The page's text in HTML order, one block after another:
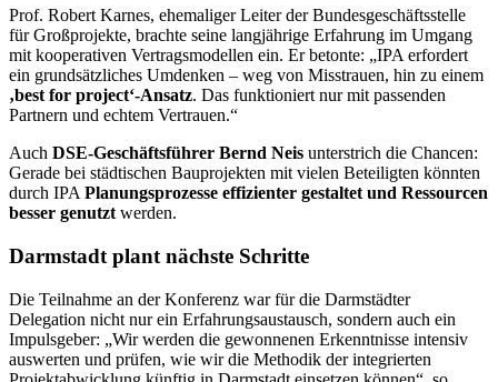
Prof. Robert Karnes, ehemaliger Leiter der Bundesgeschäftsstelle
für Großprojekte, brachte seine langjährige Erfahrung im Umgang
mit kooperativen Vertragsmodellen ein. Er betonte: „IPA erfordert
ein grundsätzliches Umdenken – weg von Misstrauen, hin zu einem
‚best for project‘-Ansatz. Das funktioniert nur mit passenden
Partnern und echtem Vertrauen.“
Auch DSE-Geschäftsführer Bernd Neis unterstrich die Chancen:
Gerade bei städtischen Bauprojekten mit vielen Beteiligten könnten
durch IPAPlanungsprozesse effizienter gestaltet und Ressourcen
besser genutztwerden.
Darmstadt plant nächste Schritte
Die Teilnahme an der Konferenz war für die Darmstädter
Delegation nicht nur ein Erfahrungsaustausch, sondern auch ein
Impulsgeber: „Wir werden die gewonnenen Erkenntnisse intensiv
auswerten und prüfen, wie wir die Methodik der integrierten